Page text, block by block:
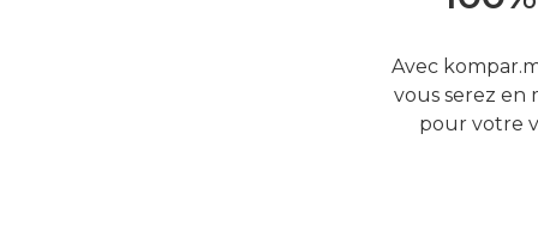
Avec
vous serez en
pour votre